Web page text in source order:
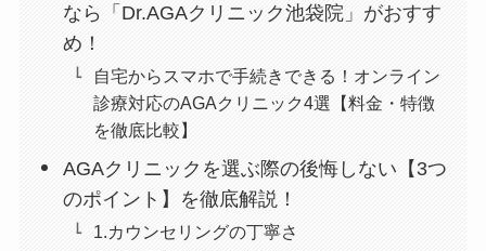
なら「Dr.AGAクリニック池袋院」がおすす
め！
自宅からスマホで手続きできる！オンライン
診療対応のAGAクリニック4選【料金・特徴
を徹底比較】
AGAクリニックを選ぶ際の後悔しない【3つ
のポイント】を徹底解説！
1.カウンセリングの丁寧さ